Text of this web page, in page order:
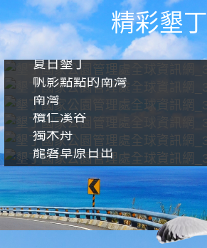
精彩墾丁
夏日墾丁
帆影點點的南灣
南灣
欖仁溪谷
獨木舟
龍磐草原日出